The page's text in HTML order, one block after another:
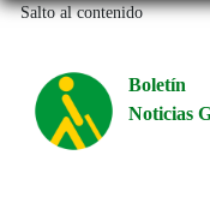
Salto al contenido
Boletín
Noticias